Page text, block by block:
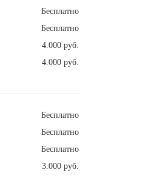
Бесплатно
Бесплатно
4.000 руб.
4.000 руб.
Бесплатно
Бесплатно
Бесплатно
3.000 руб.